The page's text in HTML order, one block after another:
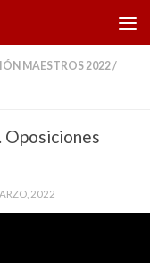
MAESTROS 2022/
2022